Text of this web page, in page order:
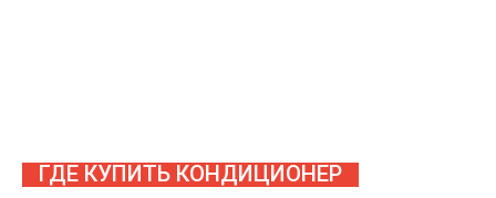
ГДЕ КУПИТЬ КОНДИЦИОНЕР